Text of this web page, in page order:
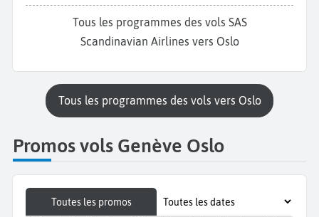
Tous les programmes des vols SAS
Scandinavian Airlines vers Oslo
Tous les programmes des vols vers Oslo
Promos vols Genève Oslo
Toutes les promos